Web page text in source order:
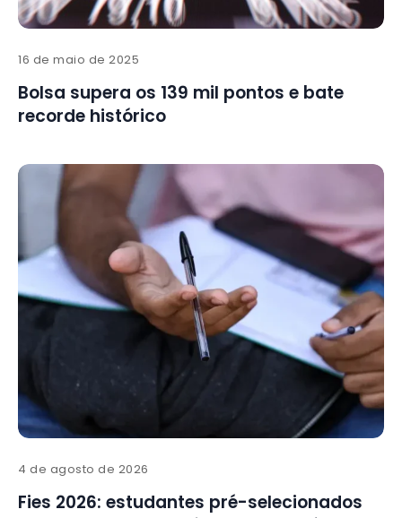
16 de maio de 2025
Bolsa supera os 139 mil pontos e bate
recorde histórico
4 de agosto de 2026
Fies 2026: estudantes pré-selecionados